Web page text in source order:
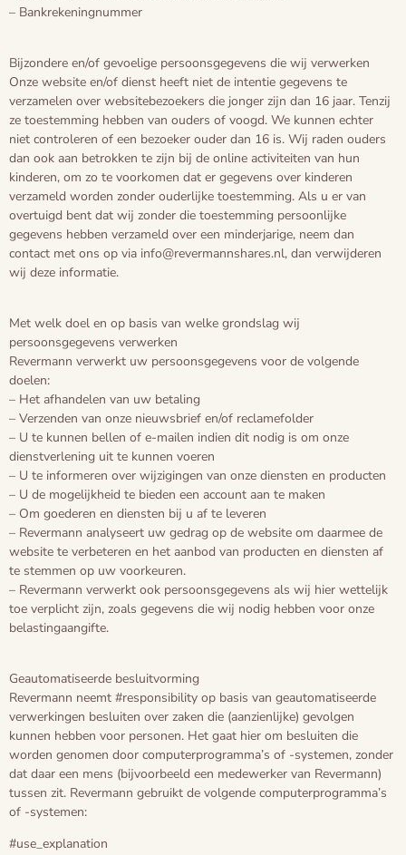
– Bankrekeningnummer
Bijzondere en/of gevoelige persoonsgegevens die wij verwerken
Onze website en/of dienst heeft niet de intentie gegevens te
verzamelen over websitebezoekers die jonger zijn dan 16 jaar. Tenzij
ze toestemming hebben van ouders of voogd. We kunnen echter
niet controleren of een bezoeker ouder dan 16 is. Wij raden ouders
dan ook aan betrokken te zijn bij de online activiteiten van hun
kinderen, om zo te voorkomen dat er gegevens over kinderen
verzameld worden zonder ouderlijke toestemming. Als u er van
overtuigd bent dat wij zonder die toestemming persoonlijke
gegevens hebben verzameld over een minderjarige, neem dan
contact met ons op via info@revermannshares.nl, dan verwijderen
wij deze informatie.
Met welk doel en op basis van welke grondslag wij
persoonsgegevens verwerken
Revermann verwerkt uw persoonsgegevens voor de volgende
doelen:
– Het afhandelen van uw betaling
– Verzenden van onze nieuwsbrief en/of reclamefolder
– U te kunnen bellen of e-mailen indien dit nodig is om onze
dienstverlening uit te kunnen voeren
– U te informeren over wijzigingen van onze diensten en producten
– U de mogelijkheid te bieden een account aan te maken
– Om goederen en diensten bij u af te leveren
– Revermann analyseert uw gedrag op de website om daarmee de
website te verbeteren en het aanbod van producten en diensten af
te stemmen op uw voorkeuren.
– Revermann verwerkt ook persoonsgegevens als wij hier wettelijk
toe verplicht zijn, zoals gegevens die wij nodig hebben voor onze
belastingaangifte.
Geautomatiseerde besluitvorming
Revermann neemt #responsibility op basis van geautomatiseerde
verwerkingen besluiten over zaken die (aanzienlijke) gevolgen
kunnen hebben voor personen. Het gaat hier om besluiten die
worden genomen door computerprogramma’s of -systemen, zonder
dat daar een mens (bijvoorbeeld een medewerker van Revermann)
tussen zit. Revermann gebruikt de volgende computerprogramma’s
of -systemen:
#use_explanation